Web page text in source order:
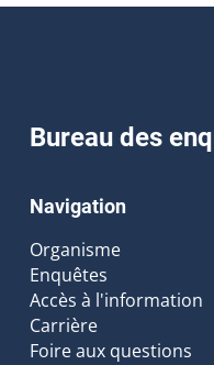
Bureau des
Navigation
Organisme
Enquêtes
Accès à l'information
Carrière
Foire aux questions